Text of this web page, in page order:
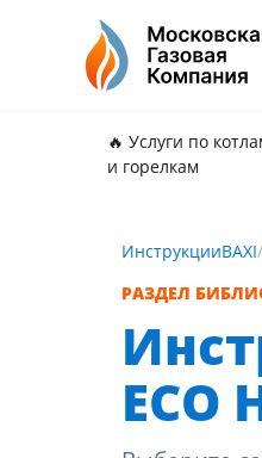
🔥 Услуги по
и горелкам
ИнструкцииBAXI
РАЗДЕЛ
ECO